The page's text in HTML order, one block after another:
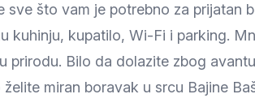
sve što vam je potrebno za prijatan
kuhinju, kupatilo, Wi-Fi i parking.
prirodu. Bilo da dolazite zbog
miran boravak u srcu Bajine